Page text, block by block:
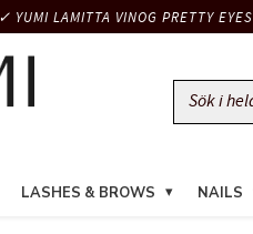
✓ YUMI LAMITTA VINOG PRETTY EYES
LASHES & BROWS NAILS